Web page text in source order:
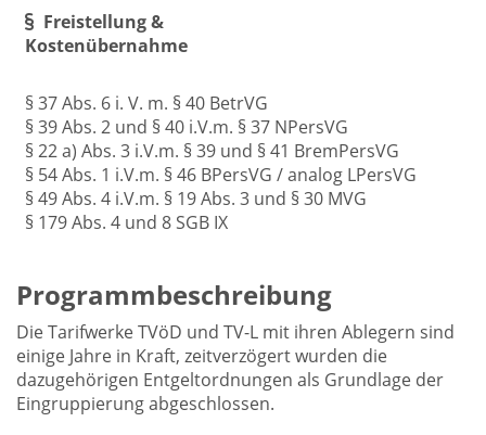
Freistellung &
Kostenübernahme
§ 37 Abs. 6 i. V. m. § 40 BetrVG
§ 39 Abs. 2 und § 40 i.V.m. § 37 NPersVG
§ 22 a) Abs. 3 i.V.m. § 39 und § 41 BremPersVG
§ 54 Abs. 1 i.V.m. § 46 BPersVG / analog LPersVG
§ 49 Abs. 4 i.V.m. § 19 Abs. 3 und § 30 MVG
§ 179 Abs. 4 und 8 SGB IX
Programmbeschreibung
Die Tarifwerke TVöD und TV-L mit ihren Ablegern sind
einige Jahre in Kraft, zeitverzögert wurden die
dazugehörigen Entgeltordnungen als Grundlage der
Eingruppierung abgeschlossen.